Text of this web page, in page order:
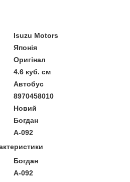
Isuzu Motors
Японія
Оригінал
4.6 куб. см
Автобус
8970458010
Новий
Богдан
А-092
Богдан
А-092